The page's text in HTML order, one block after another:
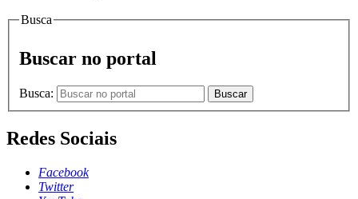
Busca
Buscar no portal
Busca: Buscar
Redes Sociais
Facebook
Twitter